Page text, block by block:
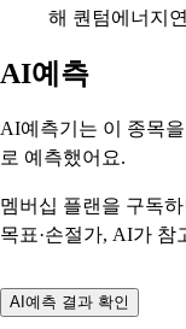
해 퀀텀에너지
AI예측
AI예측기는 이 종목을
로 예측했어요.
멤버십 플랜을 구독
목표·손절가, AI가 참
AI예측 결과 확인